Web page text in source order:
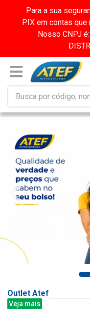
Para a sua
PIX em contas que
Nosso CNPJ
Outlet Atef
Veja mais